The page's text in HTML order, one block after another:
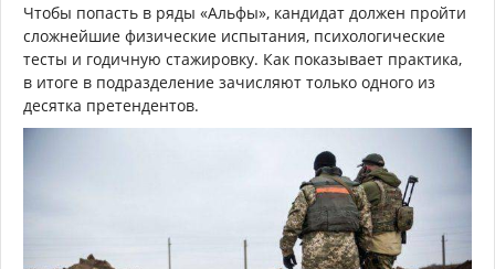
Чтобы попасть в ряды «Альфы», кандидат должен пройти
сложнейшие физические испытания, психологические
тесты и годичную стажировку. Как показывает практика,
в итоге в подразделение зачисляют только одного из
десятка претендентов.